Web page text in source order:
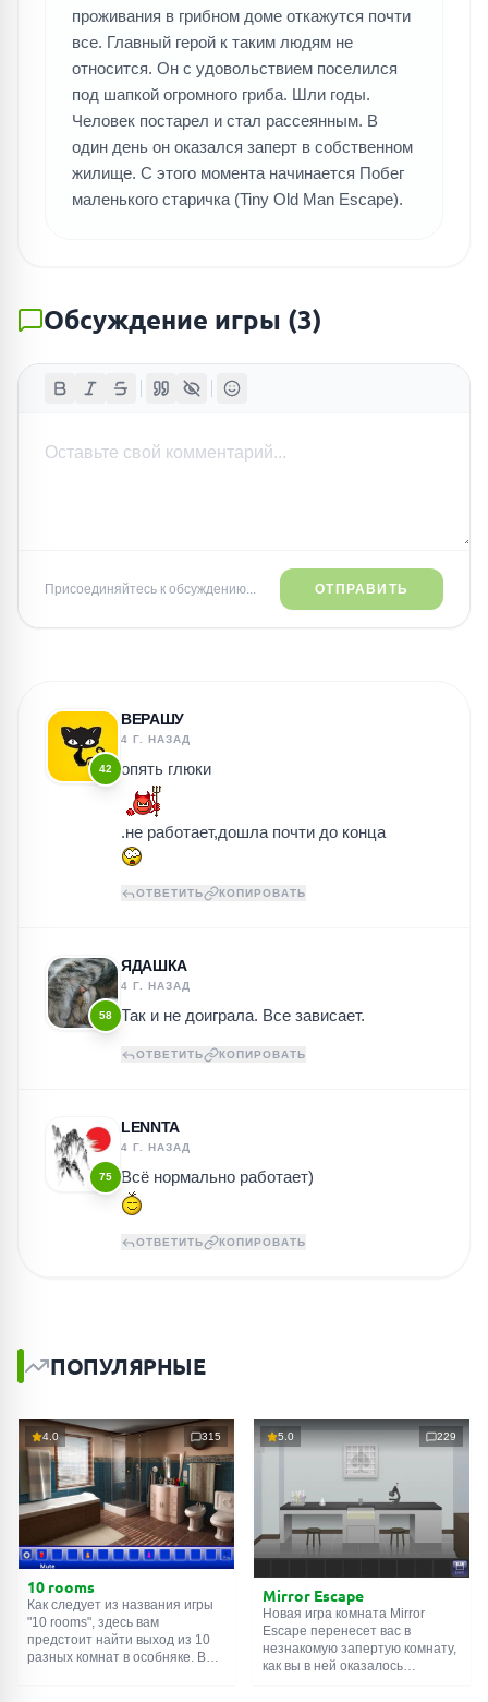
проживания в грибном доме откажутся почти
все. Главный герой к таким людям не
относится. Он с удовольствием поселился
под шапкой огромного гриба. Шли годы.
Человек постарел и стал рассеянным. В
один день он оказался заперт в собственном
жилище. С этого момента начинается Побег
маленького старичка (Tiny Old Man Escape).
Обсуждение игры (3)
Присоединяйтесь к обсуждению... ОТПРАВИТЬ
42
ВЕРАШУ
4 Г. НАЗАД
опять глюки
.не работает,дошла почти до конца
ОТВЕТИТЬ КОПИРОВАТЬ
58
ЯДАШКА
4 Г. НАЗАД
Так и не доиграла. Все зависает.
ОТВЕТИТЬ КОПИРОВАТЬ
75
LENNTA
4 Г. НАЗАД
Всё нормально работает)
ОТВЕТИТЬ КОПИРОВАТЬ
ПОПУЛЯРНЫЕ
4.0 315
10 rooms
Как следует из названия игры
"10 rooms", здесь вам
предстоит найти выход из 10
разных комнат в особняке. В
5.0 229
Mirror Escape
Новая игра комната Mirror
Escape перенесет вас в
незнакомую запертую комнату,
как вы в ней оказалось